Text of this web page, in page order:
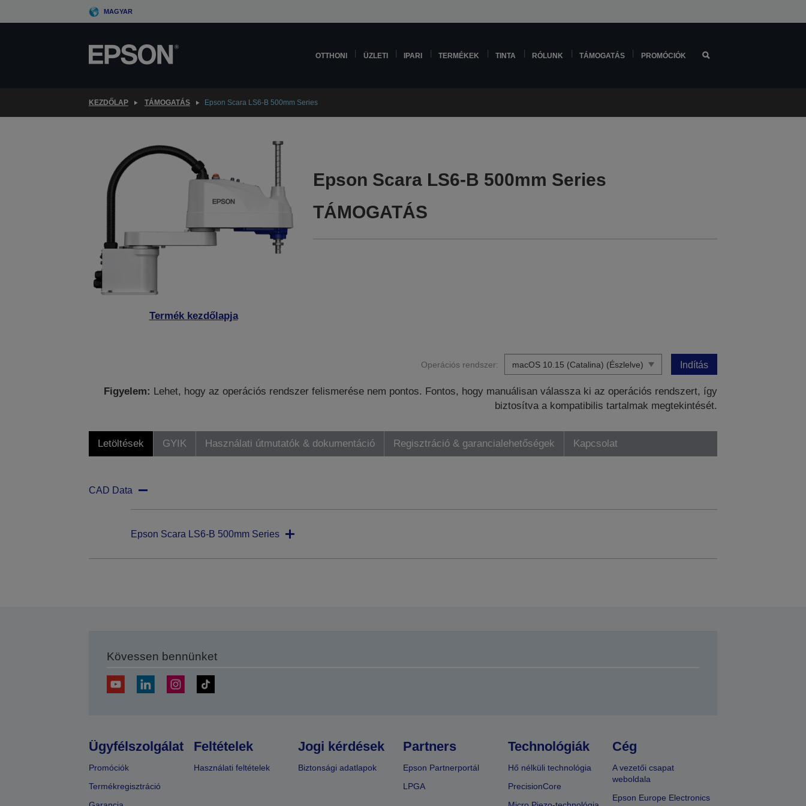
to
MAGYAR
OTTHONI ÜZLETI IPARI TERMÉKEK TINTA RÓLUNK TÁMOGATÁS PROMÓCIÓK
KEZDŐLAP TÁMOGATÁS Epson Scara LS6-B 500mm Series
Termék kezdőlapja
Epson Scara LS6-B 500mm Series
TÁMOGATÁS
Operációs rendszer: Indítás
Figyelem: Lehet, hogy az operációs rendszer felismerése nem pontos. Fontos, hogy manuálisan válassza ki az operációs rendszert, így
biztosítva a kompatibilis tartalmak megtekintését.
Letöltések GYIK Használati útmutatók & dokumentáció Regisztráció & garancialehetőségek Kapcsolat
CAD Data
Epson Scara LS6-B 500mm Series
Kövessen bennünket
Ügyfélszolgálat
Promóciók
Termékregisztráció
Feltételek
Használati feltételek
Jogi kérdések
Biztonsági adatlapok
Partners
Epson Partnerportál
LPGA
Technológiák
Hő nélküli technológia
PrecisionCore
Cég
A vezetői csapat
weboldala
Epson Europe Electronics